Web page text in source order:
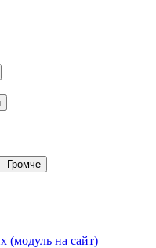
Громче
(модуль на сайт)